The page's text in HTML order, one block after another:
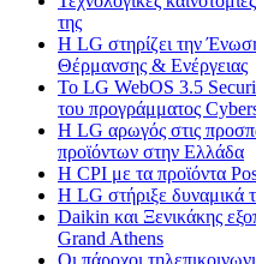
της
H LG στηρίζει την
Θέρμανσης & Ενέργειας
Το LG WebOS 3.5
του προγράμματος
Η LG αρωγός στις
προϊόντων στην Ελλάδα
Η CPI με τα προϊόντα
H LG στήριξε δυναμικά
Daikin και Ξενικάκης
Grand Athens
Οι πάροχοι